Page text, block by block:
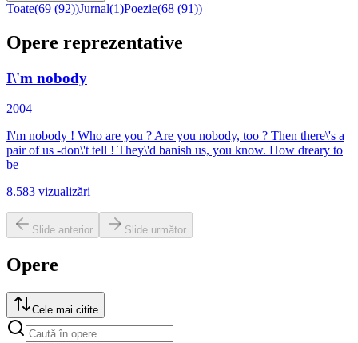
Toate(69 (92))Jurnal(1)Poezie(68 (91))
Opere reprezentative
I\'m nobody
2004
I\'m nobody ! Who are you ? Are you nobody, too ? Then there\'s a
pair of us -don\'t tell ! They\'d banish us, you know. How dreary to
be
8.583 vizualizări
Slide anterior Slide următor
Opere
Cele mai citite